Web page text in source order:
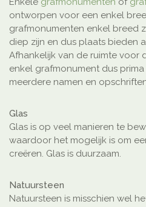
ontworpen voor een enkel
grafmonumenten enkel breed
diep zijn en dus plaats bieden
Afhankelijk van de ruimte voor
enkel grafmonument dus
meerdere namen en
Glas
Glas is op veel manieren te
waardoor het mogelijk is om
creëren. Glas is duurzaam.
Natuursteen
Natuursteen is misschien wel